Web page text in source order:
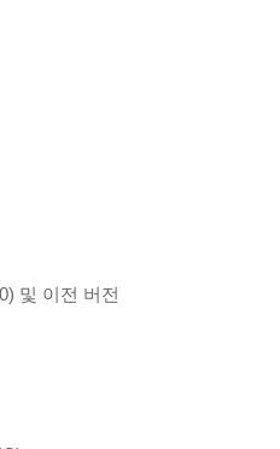
및 이전 버전